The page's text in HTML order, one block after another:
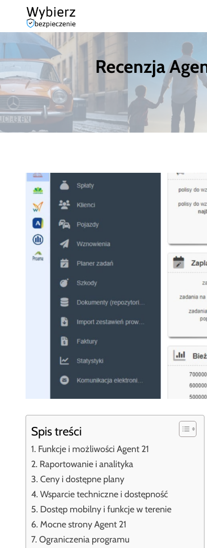
Przejdź
do
treści
Recenzja
Spis treści
Funkcje i możliwości Agent 21
Raportowanie i analityka
Ceny i dostępne plany
Wsparcie techniczne i dostępność
Dostęp mobilny i funkcje w terenie
Mocne strony Agent 21
Ograniczenia programu